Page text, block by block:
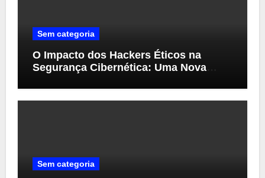
Sem categoria
O Impacto dos Hackers Éticos na
Segurança Cibernética: Uma Nova
Sem categoria